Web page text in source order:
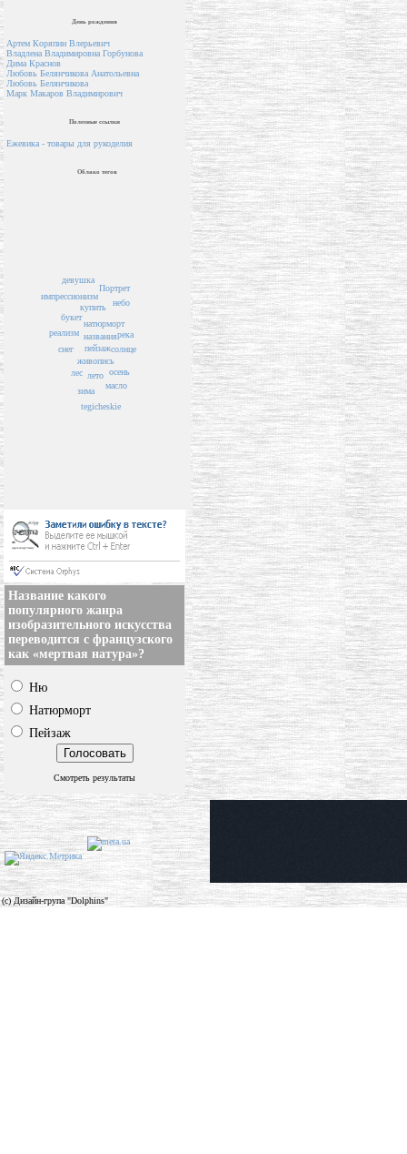
День рождения
Артем Коряпин Влерьевич
Владлена Владимировна Горбунова
Дима Краснов
Любовь Белянчикова Анатольевна
Любовь Белянчикова
Марк Макаров Владимирович
Полезные ссылки
Ежевика - товары для рукоделия
Облако тегов
пейзаж
названия
живопись
лето
натюрморт
купить
солнце
лес
зима
осень
букет
масло
река
снег
tegicheskie
реализм
небо
импрессионизм
Портрет
девушка
Название какого
популярного жанра
изобразительного искусства
переводится с французского
как «мертвая натура»?
Ню
Натюрморт
Пейзаж
Смотреть результаты
(c) Дизайн-група "Dolphins"